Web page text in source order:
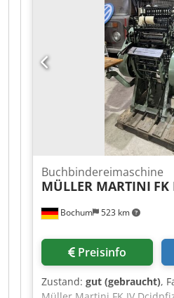
high adjustment Online-
WhatsApp - MS Zoom -
Aiaek On Stock
Immediately - Can be test
Bochum 523 km
Buchbindereimaschine
MÜLLER MARTINI FK
Preisinfo
Zustand: gut (gebraucht),